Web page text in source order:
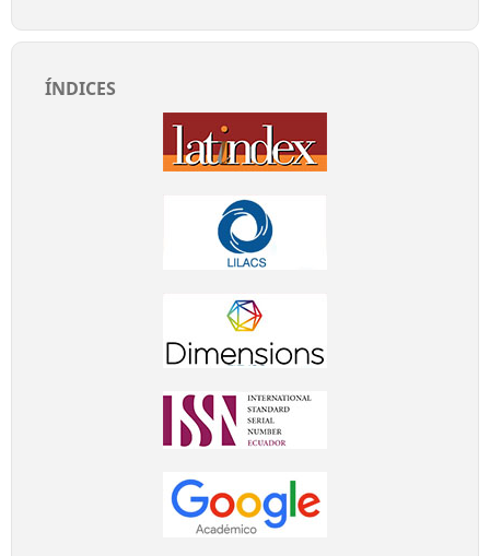
ÍNDICES